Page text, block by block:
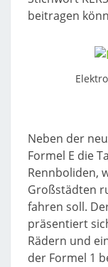
beitragen
Neben der
Formel E die
Rennboliden,
Großstädten
fahren soll.
präsentiert
Rädern und
der Formel 1